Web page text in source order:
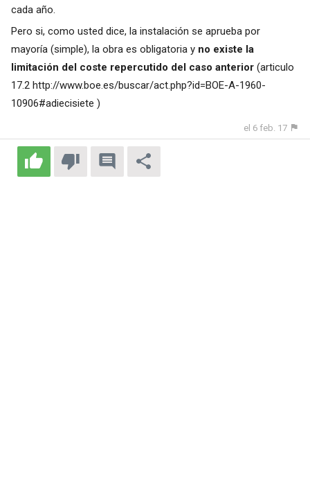
cada año.
Pero si, como usted dice, la instalación se aprueba por
mayoría (simple), la obra es obligatoria y no existe la
limitación del coste repercutido del caso anterior (articulo
17.2 http://www.boe.es/buscar/act.php?id=BOE-A-1960-
10906#adiecisiete )
el 6 feb. 17